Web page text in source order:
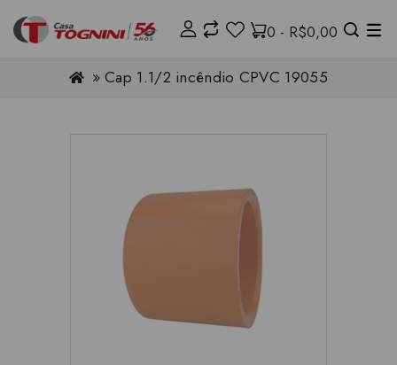
0 - R$0,00
Cap 1.1/2 incêndio CPVC 19055